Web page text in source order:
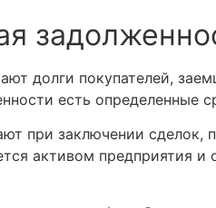
долги покупателей,
есть определенные
при заключении
активом предприятия